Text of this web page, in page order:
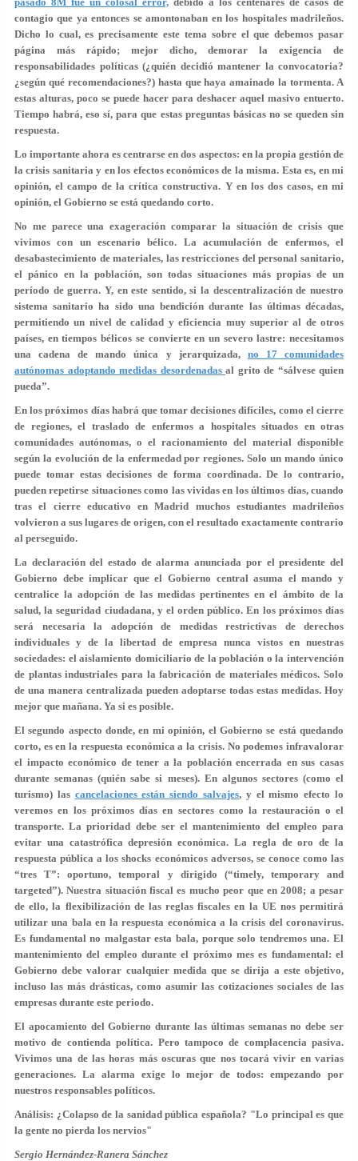
contagio que ya entonces se amontonaban en los hospitales madrileños.
Dicho lo cual, es precisamente este tema sobre el que debemos pasar
página más rápido; mejor dicho, demorar la exigencia de
responsabilidades políticas (¿quién decidió mantener la convocatoria?
¿según qué recomendaciones?) hasta que haya amainado la tormenta. A
estas alturas, poco se puede hacer para deshacer aquel masivo entuerto.
Tiempo habrá, eso sí, para que estas preguntas básicas no se queden sin
respuesta.
Lo importante ahora es centrarse en dos aspectos: en la propia gestión de
la crisis sanitaria y en los efectos económicos de la misma. Esta es, en mi
opinión, el campo de la crítica constructiva. Y en los dos casos, en mi
opinión, el Gobierno se está quedando corto.
No me parece una exageración comparar la situación de crisis que
vivimos con un escenario bélico. La acumulación de enfermos, el
desabastecimiento de materiales, las restricciones del personal sanitario,
el pánico en la población, son todas situaciones más propias de un
período de guerra. Y, en este sentido, si la descentralización de nuestro
sistema sanitario ha sido una bendición durante las últimas décadas,
permitiendo un nivel de calidad y eficiencia muy superior al de otros
países, en tiempos bélicos se convierte en un severo lastre: necesitamos
una cadena de mando única y jerarquizada, no 17 comunidades
autónomas adoptando medidas desordenadas al grito de “sálvese quien
pueda”.
En los próximos días habrá que tomar decisiones difíciles, como el cierre
de regiones, el traslado de enfermos a hospitales situados en otras
comunidades autónomas, o el racionamiento del material disponible
según la evolución de la enfermedad por regiones. Solo un mando único
puede tomar estas decisiones de forma coordinada. De lo contrario,
pueden repetirse situaciones como las vividas en los últimos días, cuando
tras el cierre educativo en Madrid muchos estudiantes madrileños
volvieron a sus lugares de origen, con el resultado exactamente contrario
al perseguido.
La declaración del estado de alarma anunciada por el presidente del
Gobierno debe implicar que el Gobierno central asuma el mando y
centralice la adopción de las medidas pertinentes en el ámbito de la
salud, la seguridad ciudadana, y el orden público. En los próximos días
será necesaria la adopción de medidas restrictivas de derechos
individuales y de la libertad de empresa nunca vistos en nuestras
sociedades: el aislamiento domiciliario de la población o la intervención
de plantas industriales para la fabricación de materiales médicos. Solo
de una manera centralizada pueden adoptarse todas estas medidas. Hoy
mejor que mañana. Ya si es posible.
El segundo aspecto donde, en mi opinión, el Gobierno se está quedando
corto, es en la respuesta económica a la crisis. No podemos infravalorar
el impacto económico de tener a la población encerrada en sus casas
durante semanas (quién sabe si meses). En algunos sectores (como el
turismo) las cancelaciones están siendo salvajes, y el mismo efecto lo
veremos en los próximos días en sectores como la restauración o el
transporte. La prioridad debe ser el mantenimiento del empleo para
evitar una catastrófica depresión económica. La regla de oro de la
respuesta pública a los shocks económicos adversos, se conoce como las
“tres T”: oportuno, temporal y dirigido (“timely, temporary and
targeted”). Nuestra situación fiscal es mucho peor que en 2008; a pesar
de ello, la flexibilización de las reglas fiscales en la UE nos permitirá
utilizar una bala en la respuesta económica a la crisis del coronavirus.
Es fundamental no malgastar esta bala, porque solo tendremos una. El
mantenimiento del empleo durante el próximo mes es fundamental: el
Gobierno debe valorar cualquier medida que se dirija a este objetivo,
incluso las más drásticas, como asumir las cotizaciones sociales de las
empresas durante este periodo.
El apocamiento del Gobierno durante las últimas semanas no debe ser
motivo de contienda política. Pero tampoco de complacencia pasiva.
Vivimos una de las horas más oscuras que nos tocará vivir en varias
generaciones. La alarma exige lo mejor de todos: empezando por
nuestros responsables políticos.
Análisis: ¿Colapso de la sanidad pública española? "Lo principal es que
la gente no pierda los nervios"
Sergio Hernández-Ranera Sánchez